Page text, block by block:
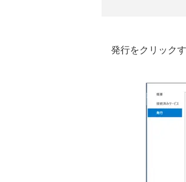
発行をクリック